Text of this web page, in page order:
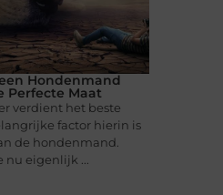
Hondenmand
Perfecte Maat
verdient het beste
factor hierin is
de hondenmand.
eigenlijk ...